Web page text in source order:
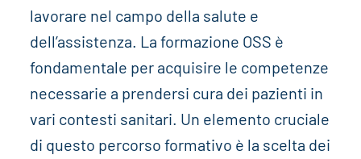
lavorare nel campo della salute e
dell’assistenza. La formazione OSS è
fondamentale per acquisire le competenze
necessarie a prendersi cura dei pazienti in
vari contesti sanitari. Un elemento cruciale
di questo percorso formativo è la scelta dei